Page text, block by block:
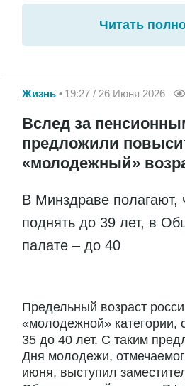
Читать
Жизнь 19:27 / 26 Июня 2026
Вслед за
предложили
«молодежный»
В Минздраве полагают,
поднять до 39 лет, в
палате – до 40
Предельный возраст
«молодежной» категории,
35 до 40 лет. С таким
Дня молодежи,
июня, выступил